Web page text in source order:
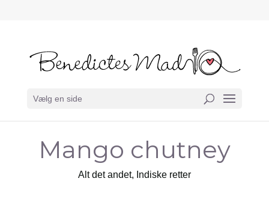
Vælg en side
Mango chutney
Alt det andet, Indiske retter